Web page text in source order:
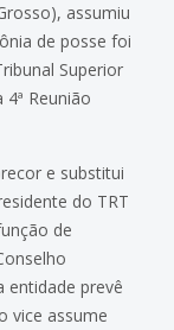
assumiu
de posse foi
Superior
Reunião
e substitui
do TRT
de
entidade prevê
vice assume